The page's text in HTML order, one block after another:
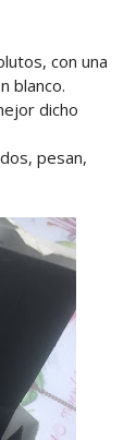
con una
blanco.
dicho
pesan,